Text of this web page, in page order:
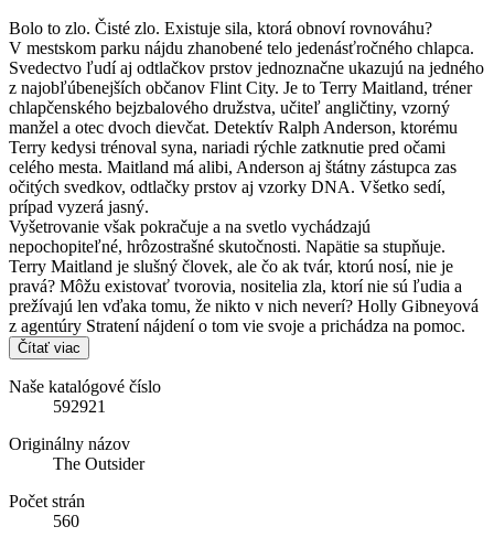
Bolo to zlo. Čisté zlo. Existuje sila, ktorá obnoví rovnováhu?
V mestskom parku nájdu zhanobené telo jedenásťročného chlapca.
Svedectvo ľudí aj odtlačkov prstov jednoznačne ukazujú na jedného
z najobľúbenejších občanov Flint City. Je to Terry Maitland, tréner
chlapčenského bejzbalového družstva, učiteľ angličtiny, vzorný
manžel a otec dvoch dievčat. Detektív Ralph Anderson, ktorému
Terry kedysi trénoval syna, nariadi rýchle zatknutie pred očami
celého mesta. Maitland má alibi, Anderson aj štátny zástupca zas
očitých svedkov, odtlačky prstov aj vzorky DNA. Všetko sedí,
prípad vyzerá jasný.
Vyšetrovanie však pokračuje a na svetlo vychádzajú
nepochopiteľné, hrôzostrašné skutočnosti. Napätie sa stupňuje.
Terry Maitland je slušný človek, ale čo ak tvár, ktorú nosí, nie je
pravá? Môžu existovať tvorovia, nositelia zla, ktorí nie sú ľudia a
prežívajú len vďaka tomu, že nikto v nich neverí? Holly Gibneyová
z agentúry Stratení nájdení o tom vie svoje a prichádza na pomoc.
Čítať viac
Naše katalógové číslo
592921
Originálny názov
The Outsider
Počet strán
560